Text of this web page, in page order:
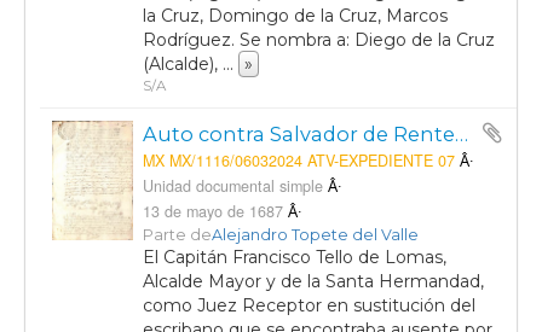
la Cruz, Domingo de la Cruz, Marcos
Rodríguez. Se nombra a: Diego de la Cruz
(Alcalde), ... »
S/A
Auto contra Salvador de Rentería, Alguacil Ejecutor de la Villa de Aguascalientes, por el delito de amancebamniento con una mujer de nombre Petrona de Arizmendi.
MX MX/1116/06032024 ATV-EXPEDIENTE 07
Unidad documental simple
13 de mayo de 1687
Parte deAlejandro Topete del Valle
El Capitán Francisco Tello de Lomas,
Alcalde Mayor y de la Santa Hermandad,
como Juez Receptor en sustitución del